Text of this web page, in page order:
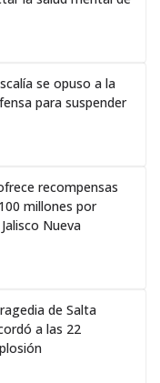
se opuso a la
para suspender
recompensas
millones por
Nueva
de Salta
a las 22